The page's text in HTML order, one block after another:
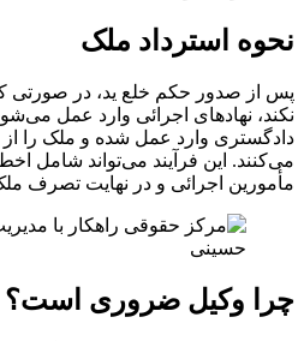
نحوه استرداد ملک
پس از صدور حکم خلع ید، در صورتی
نکند، نهادهای اجرائی وارد عمل
دادگستری وارد عمل شده و ملک را
می‌کنند. این فرآیند می‌تواند شامل
مأمورین اجرائی و در نهایت تصرف
چرا وکیل ضروری است؟